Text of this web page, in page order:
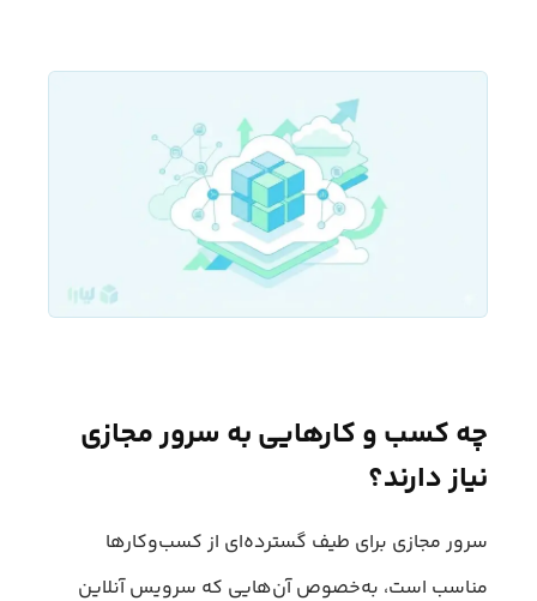
چه کسب و کارهایی به سرور مجازی
نیاز دارند؟
سرور مجازی برای طیف گسترده‌ای از کسب‌وکارها
مناسب است، به‌خصوص آن‌هایی که سرویس آنلاین